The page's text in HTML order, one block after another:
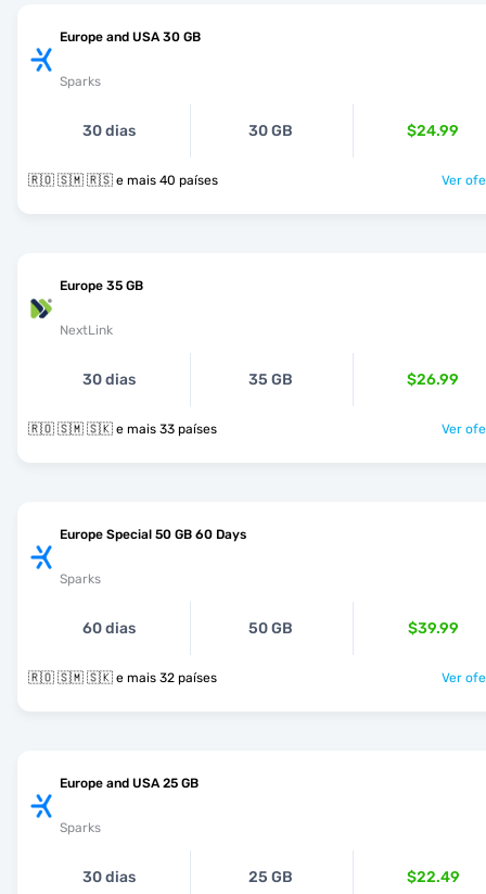
Europe and USA 30 GB
Sparks
30 dias 30 GB $24.99
🇷🇴 🇸🇲 🇷🇸 e mais 40 países Ver
Europe 35 GB
NextLink
30 dias 35 GB $26.99
🇷🇴 🇸🇲 🇸🇰 e mais 33 países Ver
Europe Special 50 GB 60 Days
Sparks
60 dias 50 GB $39.99
🇷🇴 🇸🇲 🇸🇰 e mais 32 países Ver
Europe and USA 25 GB
Sparks
30 dias 25 GB $22.49